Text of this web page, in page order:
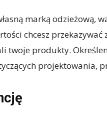
marką odzieżową,
chcesz przekazywać
twoje produkty.
projektowania,